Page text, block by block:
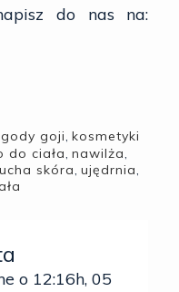
do nas na:
goji, kosmetyki
do ciała, nawilża,
skóra, ujędrnia,
o 12:16h, 05